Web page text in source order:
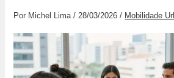
Por Michel Lima/28/03/2026/ Mobilidade